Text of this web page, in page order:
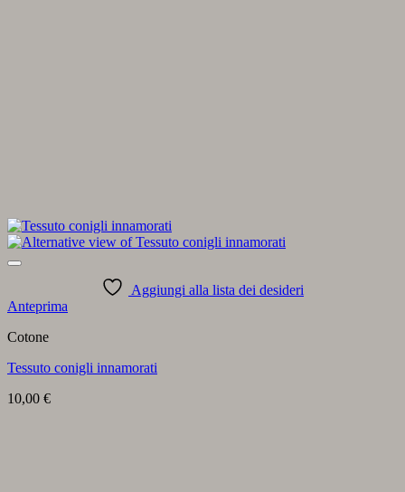
Aggiungi alla lista dei desideri
Anteprima
Cotone
Tessuto conigli innamorati
10,00 €